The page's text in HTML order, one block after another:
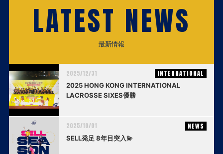
LATEST NEWS
最新情報
2025/12/31 INTERNATIONAL
2025 HONG KONG INTERNATIONAL
LACROSSE SIXES優勝
2025/10/01 NEWS
SELL発足 8年目突入💫